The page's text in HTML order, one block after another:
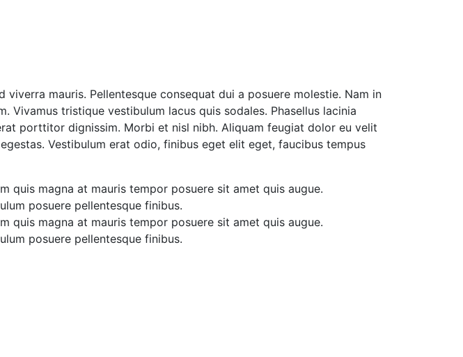
viverra mauris. Pellentesque consequat dui a posuere molestie. Nam in
Vivamus tristique vestibulum lacus quis sodales. Phasellus lacinia
porttitor dignissim. Morbi et nisl nibh. Aliquam feugiat dolor eu velit
Vestibulum erat odio, finibus eget elit eget, faucibus tempus
quis magna at mauris tempor posuere sit amet quis augue.
posuere pellentesque finibus.
quis magna at mauris tempor posuere sit amet quis augue.
posuere pellentesque finibus.